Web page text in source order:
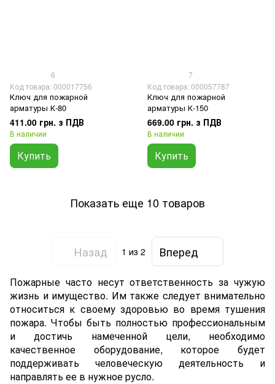
6
Код товара: 000017756
Ключ для пожарной
арматуры К-80
411.00 грн. з ПДВ
В наличии
Купить
7
Код товара: 000057787
Ключ для пожарной
арматуры К-150
669.00 грн. з ПДВ
В наличии
Купить
Показать еще 10 товаров
Назад 1 из 2 Вперед
Пожарные часто несут ответственность за чужую
жизнь и имущество. Им также следует внимательно
относиться к своему здоровью во время тушения
пожара. Чтобы быть полностью профессиональным
и достичь намеченной цели, необходимо
качественное оборудование, которое будет
поддерживать человеческую деятельность и
направлять ее в нужное русло.